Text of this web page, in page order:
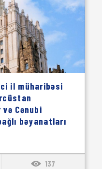
il müharibəsi
Cənubi
bəyanatları
137